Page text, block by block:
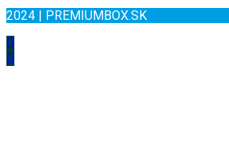
2024 | PREMIUMBOX.SK